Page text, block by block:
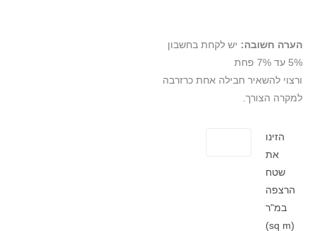
הערה חשובה: יש לקחת בחשבון
5% עד 7% פחת
ורצוי להשאיר חבילה אחת כרזרבה
למקרה הצורך.
הזינו
את
שטח
הרצפה
במ"ר
(sq m)